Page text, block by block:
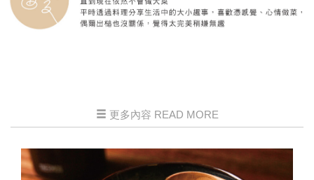
更多內容 READ MORE